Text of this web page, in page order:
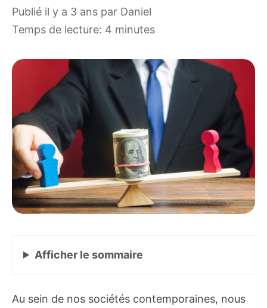
publié il y a 3 ans par Daniel
Temps de lecture: 4 minutes
Afficher le sommaire
Au sein de nos sociétés contemporaines, nous